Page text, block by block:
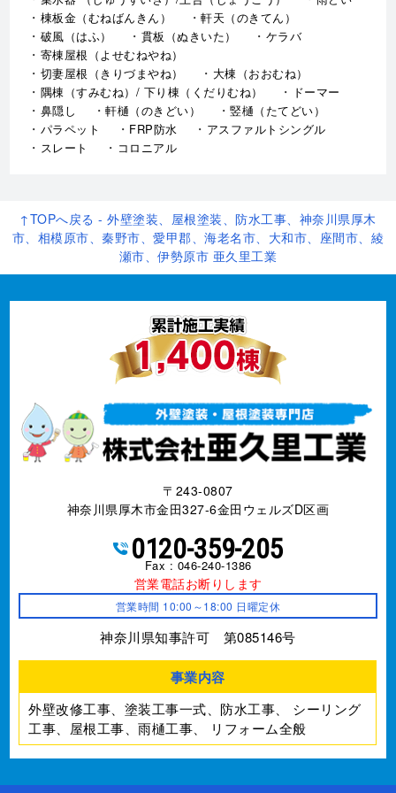
棟板金（むねばんきん）
軒天（のきてん）
破風（はふ）
貫板（ぬきいた）
ケラバ
寄棟屋根（よせむねやね）
切妻屋根（きりづまやね）
大棟（おおむね）
隅棟（すみむね）/ 下り棟（くだりむね）
ドーマー
鼻隠し
軒樋（のきどい）
竪樋（たてどい）
パラペット
FRP防水
アスファルトシングル
スレート
コロニアル
↑TOPへ戻る - 外壁塗装、屋根塗装、防水工事、神奈川県厚木
市、相模原市、秦野市、愛甲郡、海老名市、大和市、座間市、綾
瀬市、伊勢原市 亜久里工業
〒243-0807
神奈川県厚木市金田327-6金田ウェルズD区画
0120-359-205
Fax : 046-240-1386
営業電話お断りします
営業時間 10:00～18:00 日曜定休
神奈川県知事許可 第085146号
事業内容
外壁改修工事、塗装工事⼀式、防水工事、
シーリング
工事、屋根工事、雨樋工事、
リフォーム全般